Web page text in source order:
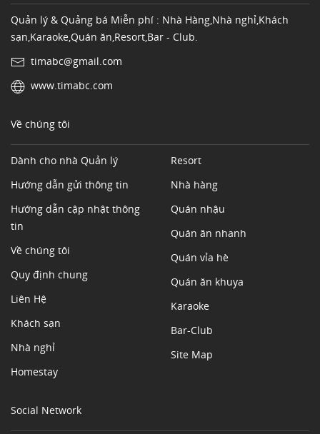
Quản lý & Quảng bá Miễn phí : Nhà Hàng,Nhà nghỉ,Khách
sạn,Karaoke,Quán ăn,Resort,Bar - Club.
timabc@gmail.com
www.timabc.com
Về chúng tôi
Dành cho nhà Quản lý
Hướng dẫn gửi thông tin
Hướng dẫn cập nhật thông
tin
Về chúng tôi
Quy định chung
Liên Hệ
Khách sạn
Nhà nghỉ
Homestay
Resort
Nhà hàng
Quán nhậu
Quán ăn nhanh
Quán vỉa hè
Quán ăn khuya
Karaoke
Bar-Club
Site Map
Social Network